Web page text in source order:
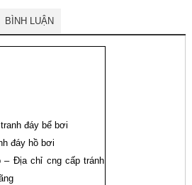
BÌNH LUẬN
đáy bể bơi
đáy hồ bơi
– Địa chỉ cng cấp tránh